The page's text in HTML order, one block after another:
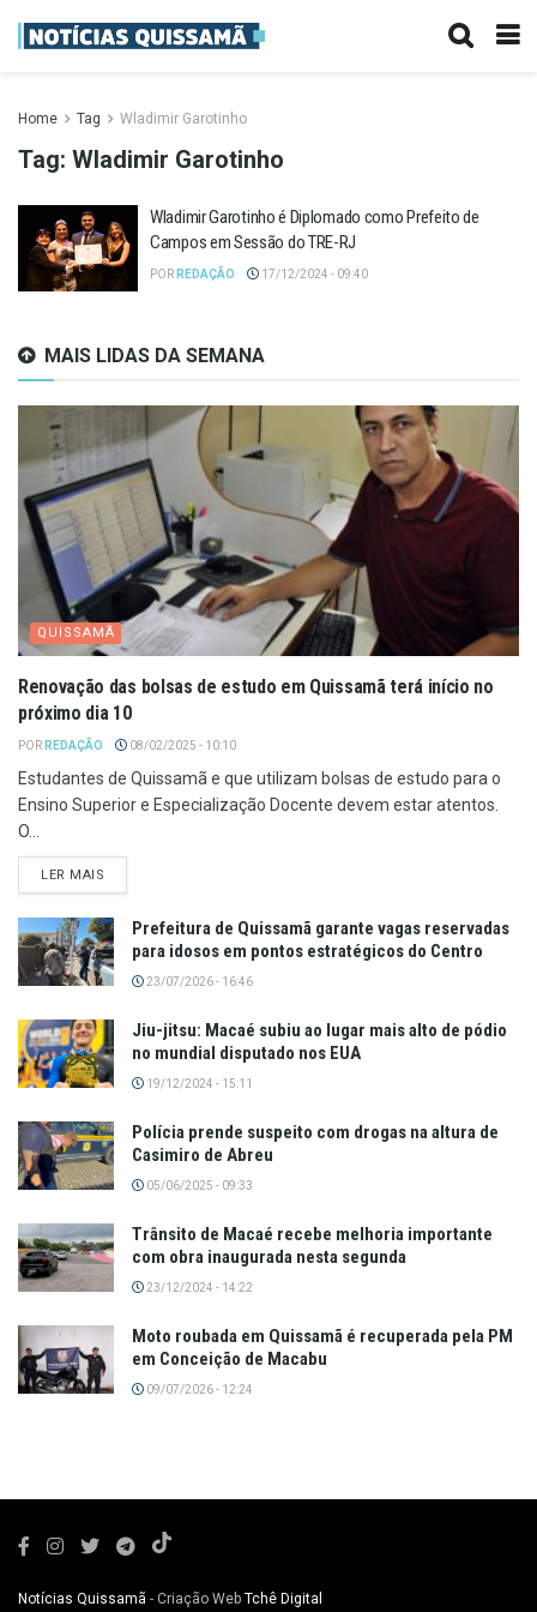
Home Tag Wladimir Garotinho
Tag: Wladimir Garotinho
Wladimir Garotinho é Diplomado como Prefeito de
Campos em Sessão do TRE-RJ
POR REDAÇÃO 17/12/2024 - 09:40
MAIS LIDAS DA SEMANA
QUISSAMÃ
Renovação das bolsas de estudo em Quissamã terá início no
próximo dia 10
POR REDAÇÃO 08/02/2025 - 10:10
Estudantes de Quissamã e que utilizam bolsas de estudo para o
Ensino Superior e Especialização Docente devem estar atentos.
O...
LER MAIS
Prefeitura de Quissamã garante vagas reservadas
para idosos em pontos estratégicos do Centro
23/07/2026 - 16:46
Jiu-jitsu: Macaé subiu ao lugar mais alto de pódio
no mundial disputado nos EUA
19/12/2024 - 15:11
Polícia prende suspeito com drogas na altura de
Casimiro de Abreu
05/06/2025 - 09:33
Trânsito de Macaé recebe melhoria importante
com obra inaugurada nesta segunda
23/12/2024 - 14:22
Moto roubada em Quissamã é recuperada pela PM
em Conceição de Macabu
09/07/2026 - 12:24
Notícias Quissamã - Criação Web Tchê Digital